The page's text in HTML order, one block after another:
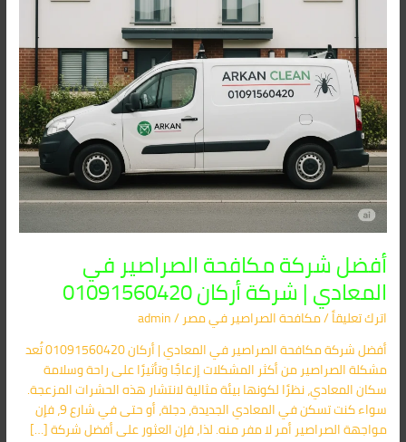
أفضل شركة مكافحة الصراصير في
المعادي | شركة أركان 01091560420
اترك تعليقاً/مكافحة الصراصير​ في مصر/
admin
أفضل شركة مكافحة الصراصير في المعادي | أركان 01091560420 تُعد
مشكلة الصراصير من أكثر المشكلات إزعاجًا وتأثيرًا على راحة وسلامة
سكان المعادي، نظرًا لكونها بيئة مثالية لانتشار هذه الحشرات المزعجة.
سواء كنت تسكن في المعادي الجديدة، دجلة، أو حتى في شارع 9، فإن
مواجهة الصراصير أمر لا مفر منه. لذا، فإن العثور على أفضل شركة […]
01091560420